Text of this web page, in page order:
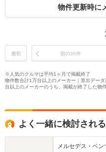
物件更新時に
最初 前の30件
※人気のクルマは平均1ヶ月で掲載終了
物件数合計1万台以上のメーカー｜算出デー
台以上のメーカーのうち、掲載が終了した物
よく一緒に検討され
メルセデス・ベン